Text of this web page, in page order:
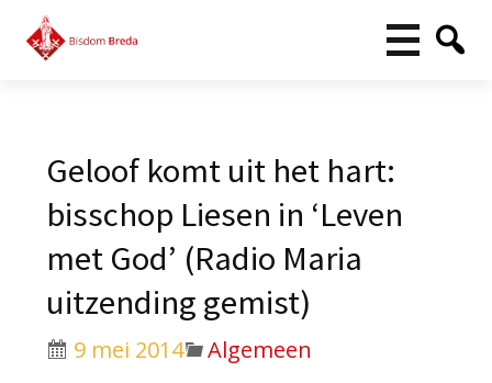
Geloof komt uit het hart:
bisschop Liesen in ‘Leven
met God’ (Radio Maria
uitzending gemist)
9 mei 2014 Algemeen